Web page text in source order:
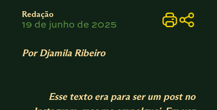
Redação
19 de junho de 2025
Por Djamila Ribeiro
Esse texto era para ser um post no